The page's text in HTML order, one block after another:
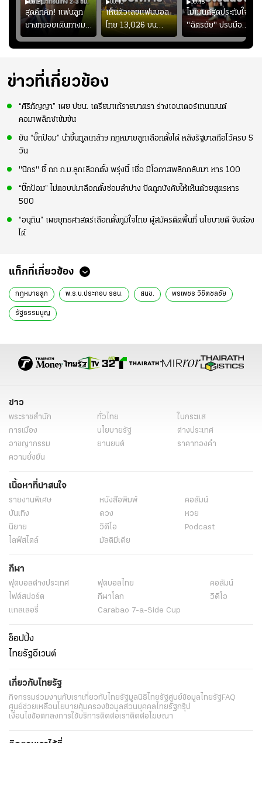
00:51
สุดคึกคัก! แฟนลูก
ยางทยอยเดินทางมา
หน้าสนามกีฬา
สมโภชฯ กันอย่าง
2-3 ชั่วโมง
00:40
เห็นตัวเลขแฟนบอล
ไทย 13,026 บน
สกอร์บอร์ดแล้วแอบ
ใจหาย น้อยกว่านัดที่
อย่างเห็นได้ชัด
00:45
โมเมนต์สุดประทับใจ!
"ฉัตรชัย" ปรบมือ
ฉลองประตูแรกให้
ดาวรุ่ง "เจะฮานาฟี"
ข่าวที่เกี่ยวข้อง
“ศิริกัญญา” เผย ปชน. เตรียมแก้รายมาตรา ร่างเอนเตอร์เทนเมนต์
คอมเพล็กซ์เข้มข้น
ยัน “บิ๊กป้อม” นำขึ้นทูลเกล้าฯ กฎหมายลูกเลือกตั้งได้ หลังรัฐบาลถือไว้ครบ 5
วัน
"นิกร" ชี้ ถก ก.ม.ลูกเลือกตั้ง พรุ่งนี้ เชื่อ มีโอกาสพลิกกลับมา หาร 100
“บิ๊กป้อม” ไม่ตอบปมเลือกตั้งซ่อมลำปาง ปัดถูกบังคับให้เห็นด้วยสูตรหาร
500
“อนุทิน” เผยยุทธศาสตร์เลือกตั้งภูมิใจไทย ผู้สมัครติดพื้นที่ นโยบายดี จับต้อง
ได้
แท็กที่เกี่ยวข้อง
กฎหมายลูก พ.ร.บ.ประกอบ รธน. สนช. พรเพชร วิชิตชลชัย
รัฐธรรมนูญ
ข่าว
พระราชสำนัก ทั่วไทย
ในกระแส
การเมือง
นโยบายรัฐ
ต่างประเทศ
อาชญากรรม
ยานยนต์
ราคาทองคำ
ความยั่งยืน
เนื้อหาที่น่าสนใจ
รายงานพิเศษ หนังสือพิมพ์
คอลัมน์
บันเทิง
ดวง
หวย
นิยาย
วิดีโอ
Podcast
ไลฟ์สไตล์
มัลติมีเดีย
กีฬา
ฟุตบอลต่่างประเทศ ฟุตบอลไทย
คอลัมน์
ไฟต์สปอร์ต
กีฬาโลก
วิดีโอ
แกลเลอรี่
Carabao 7-a-Side Cup
ช็อปปิ้ง
ไทยรัฐอีเวนต์
เกี่ยวกับไทยรัฐ
กิจกรรมร่วมงานกับเราเกี่ยวกับไทยรัฐมูลนิธิไทยรัฐศูนย์ข้อมูลไทยรัฐFAQ
ศูนย์ช่วยเหลือนโยบายคุ้มครองข้อมูลส่วนบุคคลไทยรัฐกรุ๊ป
เงื่อนไขข้อตกลงการใช้บริการติดต่อเราติดต่อโฆษณา
ติดตามเราได้ที่